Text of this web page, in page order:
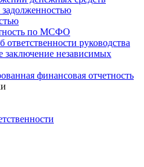
по МСФО
ответственности руководства
заключение независимых
финансовая отчетность